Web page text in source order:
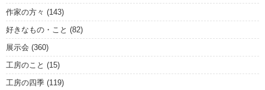
作家の方々 (143)
好きなもの・こと (82)
展示会 (360)
工房のこと (15)
工房の四季 (119)